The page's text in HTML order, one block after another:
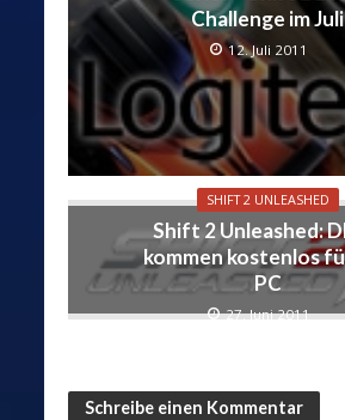
Challenge im Juli
12. Juli 2011
SHIFT 2 UNLEASHED
Shift 2 Unleashed:
kommen kostenlos
PC
27. Juni 2011
Schreibe einen Kommentar